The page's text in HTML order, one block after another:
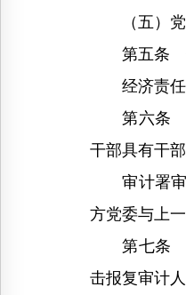
（五）党
第五条 领
经济责任
第六条 领
干部具有干
审计署审
方党委与上
第七条 审
击报复审计人